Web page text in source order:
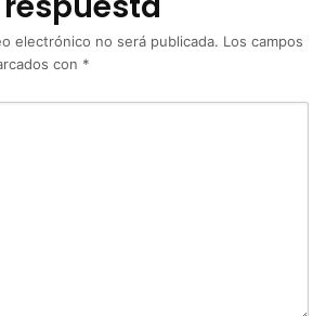
electrónico no será publicada. Los campos
con *